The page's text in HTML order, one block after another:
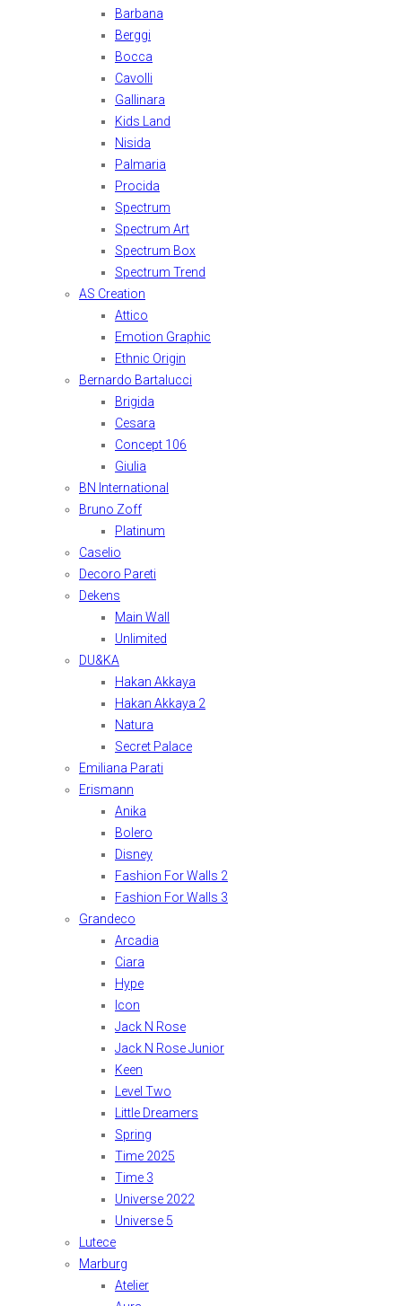
Barbana
Berggi
Bocca
Cavolli
Gallinara
Kids Land
Nisida
Palmaria
Procida
Spectrum
Spectrum Art
Spectrum Box
Spectrum Trend
AS Creation
Attico
Emotion Graphic
Ethnic Origin
Bernardo Bartalucci
Brigida
Cesara
Concept 106
Giulia
BN International
Bruno Zoff
Platinum
Caselio
Decoro Pareti
Dekens
Main Wall
Unlimited
DU&KA
Hakan Akkaya
Hakan Akkaya 2
Natura
Secret Palace
Emiliana Parati
Erismann
Anika
Bolero
Disney
Fashion For Walls 2
Fashion For Walls 3
Grandeco
Arcadia
Ciara
Hype
Icon
Jack N Rose
Jack N Rose Junior
Keen
Level Two
Little Dreamers
Spring
Time 2025
Time 3
Universe 2022
Universe 5
Lutece
Marburg
Atelier